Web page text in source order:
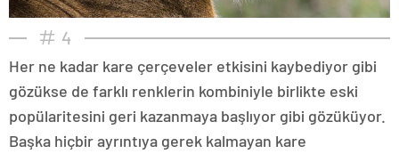
4
Her ne kadar kare çerçeveler etkisini kaybediyor gibi
gözükse de farklı renklerin kombiniyle birlikte eski
popülaritesini geri kazanmaya başlıyor gibi gözüküyor.
Başka hiçbir ayrıntıya gerek kalmayan kare